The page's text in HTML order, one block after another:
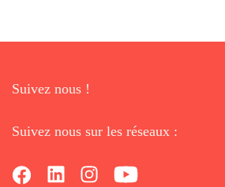
Suivez nous !
Suivez nous sur les réseaux :